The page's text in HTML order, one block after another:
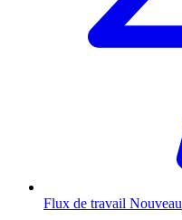
Flux de travail Nouveau